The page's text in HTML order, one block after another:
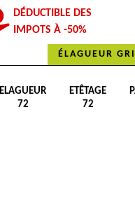
DÉDUCTIBLE DES
IMPOTS À -50%
ÉLAGUEUR
ELAGUEUR
72
ETÊTAGE
72